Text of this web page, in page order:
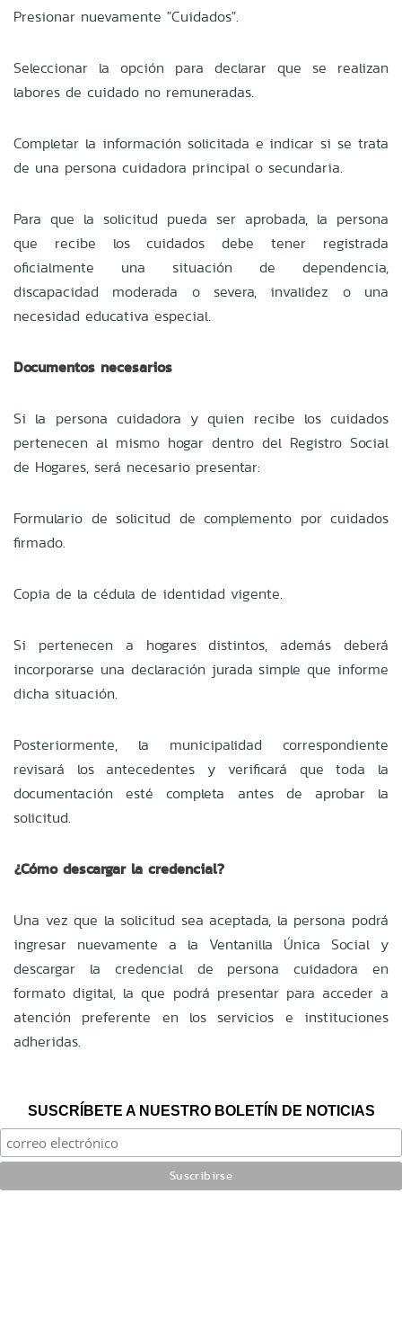
Presionar nuevamente "Cuidados".
Seleccionar la opción para declarar que se realizan
labores de cuidado no remuneradas.
Completar la información solicitada e indicar si se trata
de una persona cuidadora principal o secundaria.
Para que la solicitud pueda ser aprobada, la persona
que recibe los cuidados debe tener registrada
oficialmente una situación de dependencia,
discapacidad moderada o severa, invalidez o una
necesidad educativa especial.
Documentos necesarios
Si la persona cuidadora y quien recibe los cuidados
pertenecen al mismo hogar dentro del Registro Social
de Hogares, será necesario presentar:
Formulario de solicitud de complemento por cuidados
firmado.
Copia de la cédula de identidad vigente.
Si pertenecen a hogares distintos, además deberá
incorporarse una declaración jurada simple que informe
dicha situación.
Posteriormente, la municipalidad correspondiente
revisará los antecedentes y verificará que toda la
documentación esté completa antes de aprobar la
solicitud.
¿Cómo descargar la credencial?
Una vez que la solicitud sea aceptada, la persona podrá
ingresar nuevamente a la Ventanilla Única Social y
descargar la credencial de persona cuidadora en
formato digital, la que podrá presentar para acceder a
atención preferente en los servicios e instituciones
adheridas.
SUSCRÍBETE A NUESTRO BOLETÍN DE NOTICIAS